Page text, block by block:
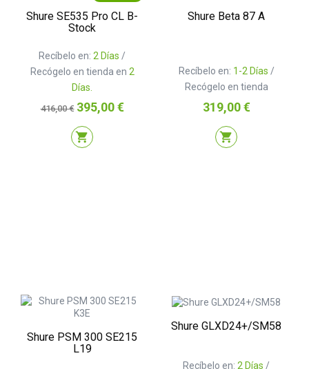
Shure SE535 Pro CL B-
Stock
Recíbelo en: 2 Días /
Recógelo en tienda en 2
Días.
Precio
base
416,00 € Precio
395,00 €
shopping_cart
Shure Beta 87 A
Recíbelo en: 1-2 Días /
Recógelo en tienda
Precio
319,00 €
shopping_cart
Shure PSM 300 SE215
L19
Shure GLXD24+/SM58
Recíbelo en: 2 Días /